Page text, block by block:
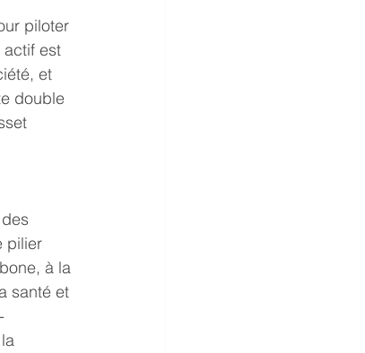
piloter
actif est
et
double
pilier
à la
santé et